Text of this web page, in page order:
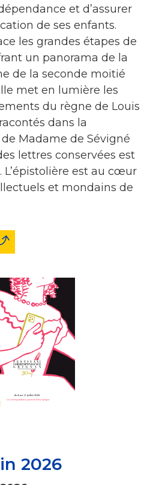
et d’assurer
de ses enfants.
les grandes étapes de
un panorama de la
de la seconde moitié
met en lumière les
du règne de Louis
dans la
Madame de Sévigné
lettres conservées est
L’épistolière est au cœur
et mondains de
2026